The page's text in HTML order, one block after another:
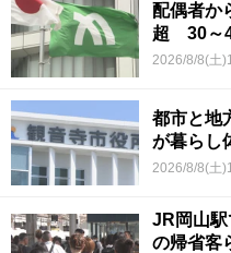
配偶者か
超 30～
2026/8/8(土
都市と地
が暮らし
2026/8/8(土
JR岡山
の帰省客